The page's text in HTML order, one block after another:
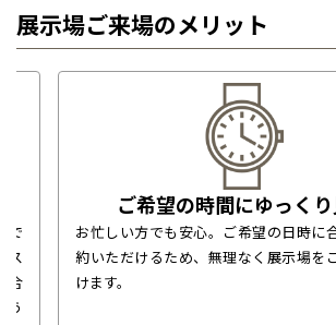
展示場ご来場のメリット
で
ス
合
う
ご希望の時間にゆっく
お忙しい方でも安心。ご希望の日時に
約いただけるため、無理なく展示場を
けます。